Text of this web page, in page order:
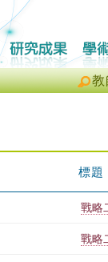
教
標題
戰略
戰略